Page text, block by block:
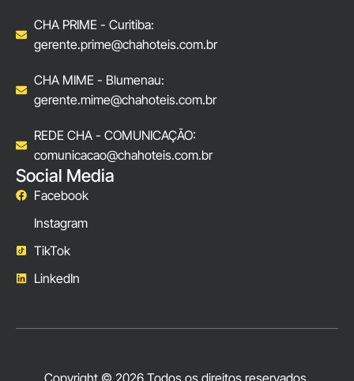
CHA PRIME - Curitiba:
gerente.prime@chahoteis.com.br
CHA MIME - Blumenau:
gerente.mime@chahoteis.com.br
REDE CHA - COMUNICAÇÃO:
comunicacao@chahoteis.com.br
Social Media
Facebook
Instagram
TikTok
LinkedIn
Copyright © 2026 Todos os direitos reservados.